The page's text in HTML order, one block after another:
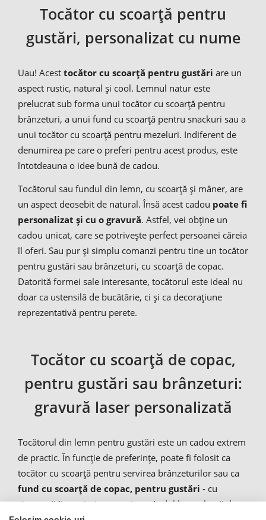
Tocător cu scoarță pentru
gustări, personalizat cu nume
Uau! Acest tocător cu scoarță pentru gustări are un
aspect rustic, natural și cool. Lemnul natur este
prelucrat sub forma unui tocător cu scoarță pentru
brânzeturi, a unui fund cu scoarță pentru snackuri sau a
unui tocător cu scoarță pentru mezeluri. Indiferent de
denumirea pe care o preferi pentru acest produs, este
întotdeauna o idee bună de cadou.
Tocătorul sau fundul din lemn, cu scoarță și mâner, are
un aspect deosebit de natural. Însă acest cadou poate fi
personalizat și cu o gravură. Astfel, vei obține un
cadou unicat, care se potrivește perfect persoanei căreia
îl oferi. Sau pur și simplu comanzi pentru tine un tocător
pentru gustări sau brânzeturi, cu scoarță de copac.
Datorită formei sale interesante, tocătorul este ideal nu
doar ca ustensilă de bucătărie, ci și ca decorațiune
reprezentativă pentru perete.
Tocător cu scoarță de copac,
pentru gustări sau brânzeturi:
gravură laser personalizată
Tocătorul din lemn pentru gustări este un cadou extrem
de practic. În funcție de preferințe, poate fi folosit ca
tocător cu scoarță pentru servirea brânzeturilor sau ca
fund cu scoarță de copac, pentru gustări - cu
siguranță îi va trimite pe toți cu gândul la o cabană de